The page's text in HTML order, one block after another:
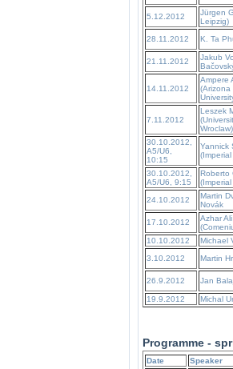
5.12.2012
Jürgen
Leipzig)
28.11.2012
K. Ta
21.11.2012
Jakub
14.11.2012
Ampere
(Arizona
7.11.2012
Leszek
Wroclaw)
30.10.2012,
A5/U6,
10:15
Yannick
30.10.2012,
A5/U6, 9:15
Roberto
24.10.2012
Martin
Novák
17.10.2012
Azhar
10.10.2012
Michael
3.10.2012
Martin
26.9.2012 Jan
19.9.2012 Michal
Programme -
Date Speaker